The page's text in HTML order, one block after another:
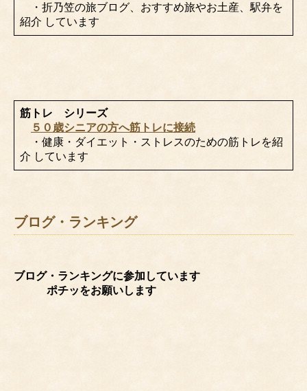
・折乃笠の旅ブログ、おすすめ旅やお土産、駅弁を
紹介 しています
筋トレ シリーズ
５０歳シニアの方へ筋トレに接続
・健康・ダイエット・ストレスのための筋トレを紹
介 しています
ブログ・ランキング
ブログ・ランキングに参加しています
ポチッをお願いします